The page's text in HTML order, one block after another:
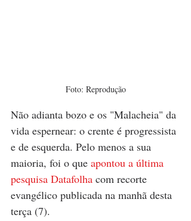
Foto: Reprodução
Não adianta bozo e os "Malacheia" da
vida espernear: o crente é progressista
e de esquerda. Pelo menos a sua
maioria, foi o que apontou a última
pesquisa Datafolha com recorte
evangélico publicada na manhã desta
terça (7).